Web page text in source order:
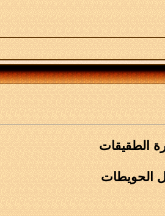
الطقيقات
الحويطات